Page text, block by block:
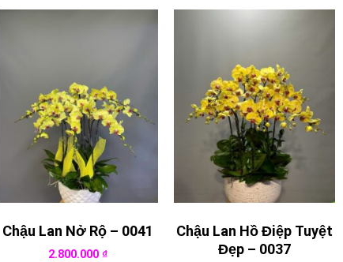
Chậu Lan Nở Rộ – 0041
2.800.000 ₫
Chậu Lan Hồ Điệp Tuyệt
Đẹp – 0037